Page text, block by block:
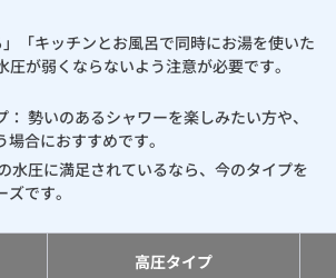
」「キッチンとお風呂で同時にお湯を使いた
圧が弱くならないよう注意が必要です。
勢いのあるシャワーを楽しみたい方や、
合におすすめです。
水圧に満足されているなら、今のタイプを
です。
高圧タイプ